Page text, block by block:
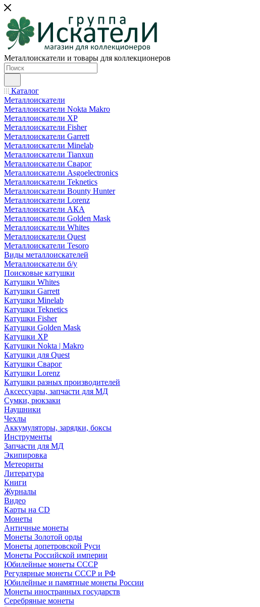
Металлоискатели и товары для коллекционеров
Каталог
Металлоискатели
Металлоискатели Nokta Makro
Металлоискатели XP
Металлоискатели Fisher
Металлоискатели Garrett
Металлоискатели Minelab
Металлоискатели Tianxun
Металлоискатели Сварог
Металлоискатели Asgoelectronics
Металлоискатели Teknetics
Металлоискатели Bounty Hunter
Металлоискатели Lorenz
Металлоискатели АКА
Металлоискатели Golden Mask
Металлоискатели Whites
Металлоискатели Quest
Металлоискатели Tesoro
Виды металлоискателей
Металлоискатели б/у
Поисковые катушки
Катушки Whites
Катушки Garrett
Катушки Minelab
Катушки Teknetics
Катушки Fisher
Катушки Golden Mask
Катушки XP
Катушки Nokta | Makro
Катушки для Quest
Катушки Сварог
Катушки Lorenz
Катушки разных производителей
Аксессуары, запчасти для МД
Сумки, рюкзаки
Наушники
Чехлы
Аккумуляторы, зарядки, боксы
Инструменты
Запчасти для МД
Экипировка
Метеориты
Литература
Книги
Журналы
Видео
Карты на CD
Монеты
Античные монеты
Монеты Золотой орды
Монеты допетровской Руси
Монеты Российской империи
Юбилейные монеты СССР
Регулярные монеты СССР и РФ
Юбилейные и памятные монеты России
Монеты иностранных государств
Серебряные монеты